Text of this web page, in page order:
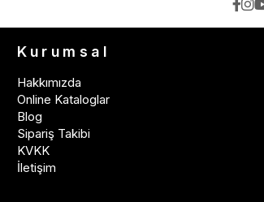
Kurumsal
Hakkımızda
Online Kataloglar
Blog
Sipariş Takibi
KVKK
İletişim